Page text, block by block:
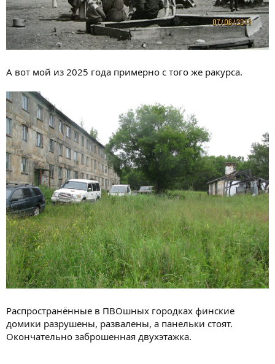
А вот мой из 2025 года примерно с того же ракурса.
Распространённые в ПВОшных городках финские
домики разрушены, развалены, а панельки стоят.
Окончательно заброшенная двухэтажка.